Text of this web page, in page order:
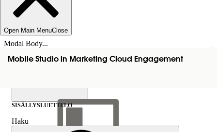
Open Main MenuClose
Modal Body...
Mobile Studio in Marketing Cloud Engagement
SISÄLLYSLUETTELO
Haku